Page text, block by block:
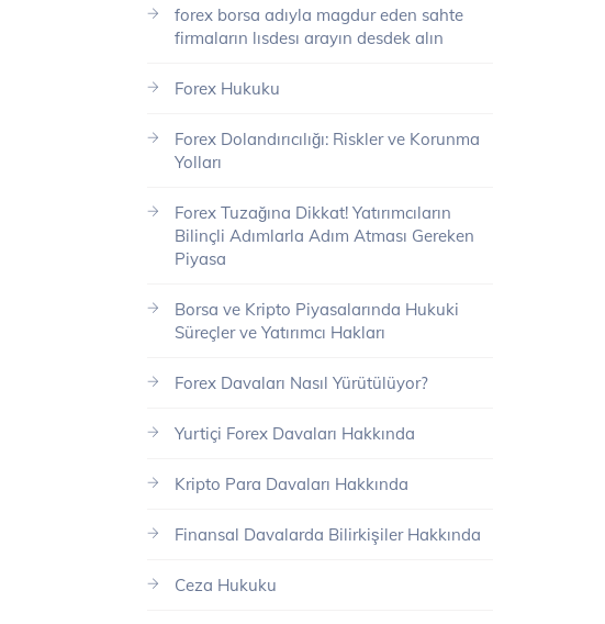
forex borsa adıyla magdur eden sahte
firmaların lısdesı arayın desdek alın
Forex Hukuku
Forex Dolandırıcılığı: Riskler ve Korunma
Yolları
Forex Tuzağına Dikkat! Yatırımcıların
Bilinçli Adımlarla Adım Atması Gereken
Piyasa
Borsa ve Kripto Piyasalarında Hukuki
Süreçler ve Yatırımcı Hakları
Forex Davaları Nasıl Yürütülüyor?
Yurtiçi Forex Davaları Hakkında
Kripto Para Davaları Hakkında
Finansal Davalarda Bilirkişiler Hakkında
Ceza Hukuku